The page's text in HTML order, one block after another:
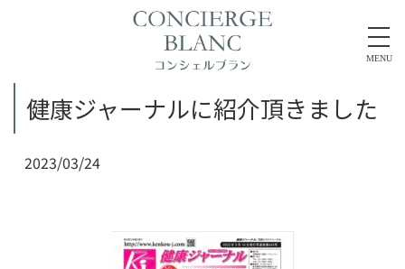
MENU
健康ジャーナルに紹介頂きました
2023/03/24